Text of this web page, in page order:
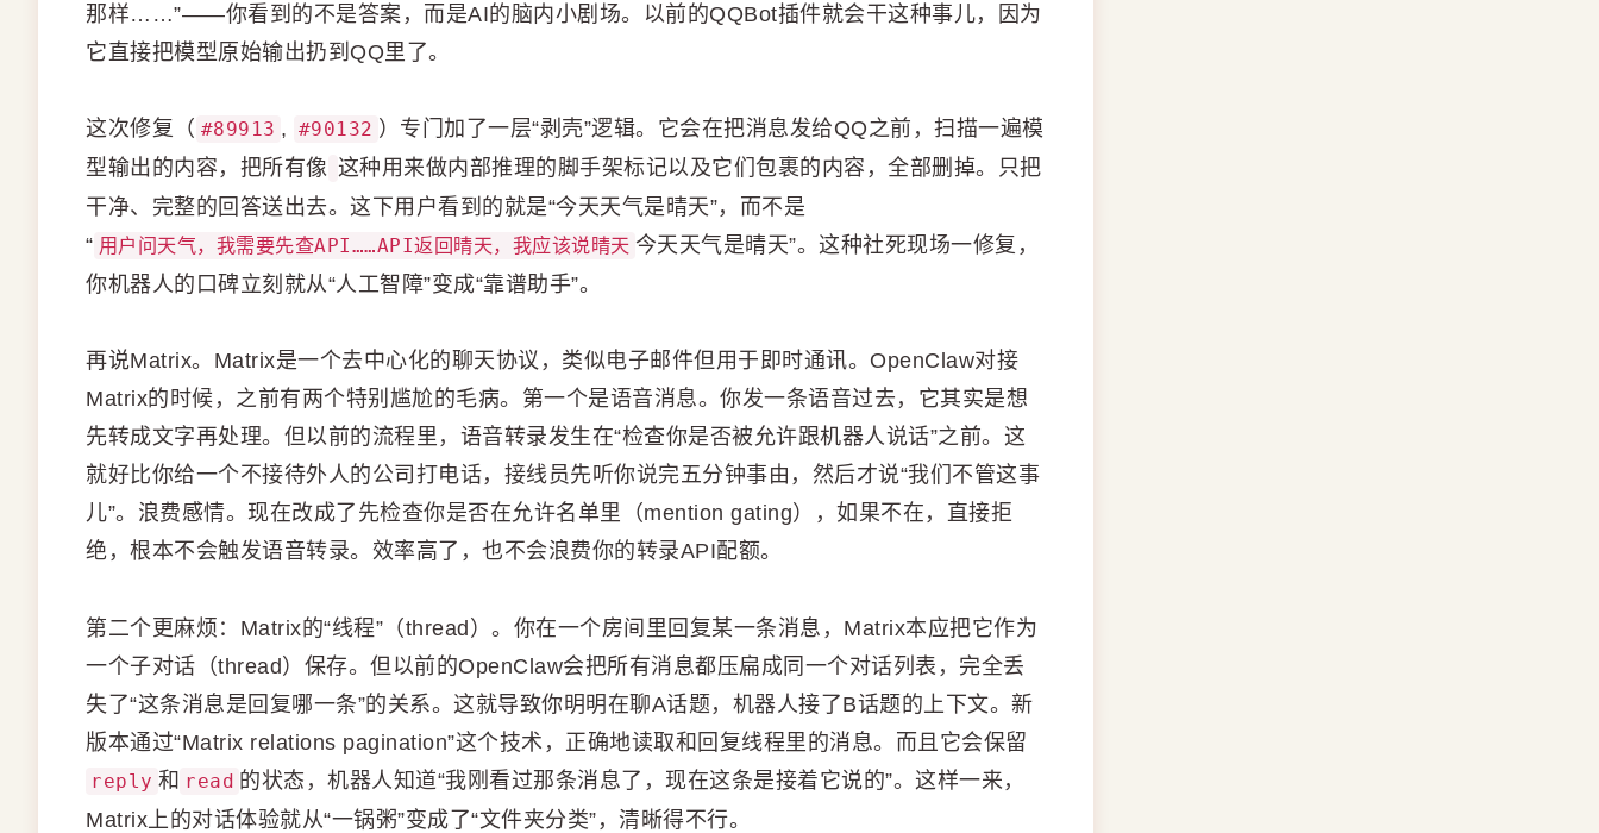
那样……”——你看到的不是答案，而是AI的脑内小剧场。以前的QQBot插件就会干这种事儿，因为
它直接把模型原始输出扔到QQ里了。
这次修复（ #89913 , #90132 ）专门加了一层“剥壳”逻辑。它会在把消息发给QQ之前，扫描一遍模
型输出的内容，把所有像 这种用来做内部推理的脚手架标记以及它们包裹的内容，全部删掉。只把
干净、完整的回答送出去。这下用户看到的就是“今天天气是晴天”，而不是
“ 用户问天气，我需要先查API……API返回晴天，我应该说晴天 今天天气是晴天”。这种社死现场一修复，
你机器人的口碑立刻就从“人工智障”变成“靠谱助手”。
再说Matrix。Matrix是一个去中心化的聊天协议，类似电子邮件但用于即时通讯。OpenClaw对接
Matrix的时候，之前有两个特别尴尬的毛病。第一个是语音消息。你发一条语音过去，它其实是想
先转成文字再处理。但以前的流程里，语音转录发生在“检查你是否被允许跟机器人说话”之前。这
就好比你给一个不接待外人的公司打电话，接线员先听你说完五分钟事由，然后才说“我们不管这事
儿”。浪费感情。现在改成了先检查你是否在允许名单里（mention gating），如果不在，直接拒
绝，根本不会触发语音转录。效率高了，也不会浪费你的转录API配额。
第二个更麻烦：Matrix的“线程”（thread）。你在一个房间里回复某一条消息，Matrix本应把它作为
一个子对话（thread）保存。但以前的OpenClaw会把所有消息都压扁成同一个对话列表，完全丢
失了“这条消息是回复哪一条”的关系。这就导致你明明在聊A话题，机器人接了B话题的上下文。新
版本通过“Matrix relations pagination”这个技术，正确地读取和回复线程里的消息。而且它会保留
reply 和 read 的状态，机器人知道“我刚看过那条消息了，现在这条是接着它说的”。这样一来，
Matrix上的对话体验就从“一锅粥”变成了“文件夹分类”，清晰得不行。